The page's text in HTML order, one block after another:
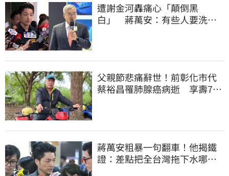
遭謝金河轟痛心「顛倒黑
白」 蔣萬安：有些人要洗人
父親節悲痛辭世！前彰化市代
蔡裕昌罹肺腺癌病逝 享壽71
蔣萬安粗暴一句翻車！他揭鐵
證：差點把全台灣拖下水哪時